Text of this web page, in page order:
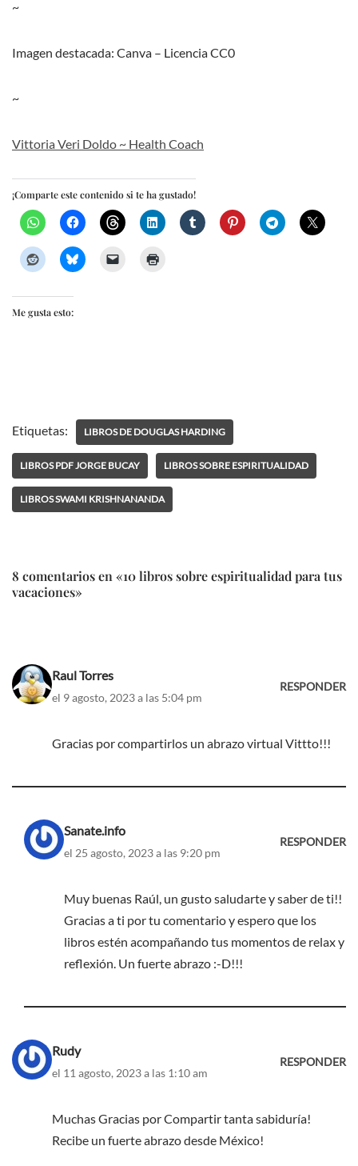
~
Imagen destacada: Canva – Licencia CC0
~
Vittoria Veri Doldo ~ Health Coach
¡Comparte este contenido si te ha gustado!
Me gusta esto:
Etiquetas: LIBROS DE DOUGLAS HARDING
LIBROS PDF JORGE BUCAY LIBROS SOBRE ESPIRITUALIDAD
LIBROS SWAMI KRISHNANANDA
8 comentarios en «10 libros sobre espiritualidad para tus
vacaciones»
Raul Torres
el 9 agosto, 2023 a las 5:04 pm
RESPONDER
Gracias por compartirlos un abrazo virtual Vittto!!!
Sanate.info
el 25 agosto, 2023 a las 9:20 pm
RESPONDER
Muy buenas Raúl, un gusto saludarte y saber de ti!!
Gracias a ti por tu comentario y espero que los
libros estén acompañando tus momentos de relax y
reflexión. Un fuerte abrazo :-D!!!
Rudy
el 11 agosto, 2023 a las 1:10 am
RESPONDER
Muchas Gracias por Compartir tanta sabiduría!
Recibe un fuerte abrazo desde México!